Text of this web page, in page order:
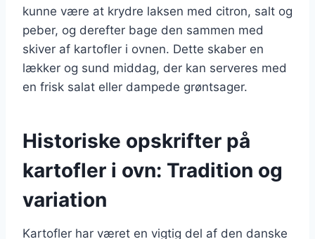
kunne være at krydre laksen med citron, salt og
peber, og derefter bage den sammen med
skiver af kartofler i ovnen. Dette skaber en
lækker og sund middag, der kan serveres med
en frisk salat eller dampede grøntsager.
Historiske opskrifter på
kartofler i ovn: Tradition og
variation
Kartofler har været en vigtig del af den danske